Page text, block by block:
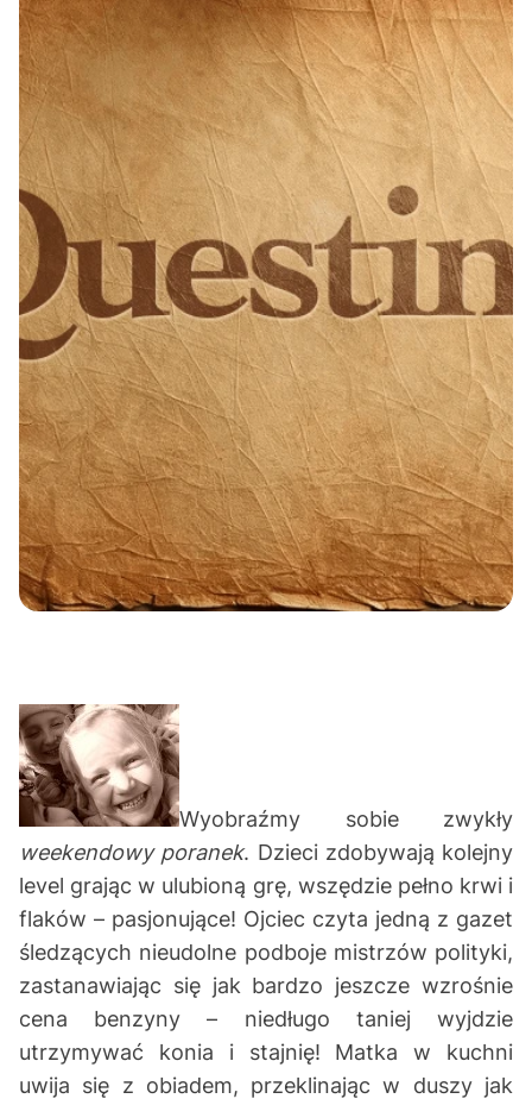
Wyobraźmy sobie zwykły
weekendowy poranek. Dzieci zdobywają kolejny
level grając w ulubioną grę, wszędzie pełno krwi i
flaków – pasjonujące! Ojciec czyta jedną z gazet
śledzących nieudolne podboje mistrzów polityki,
zastanawiając się jak bardzo jeszcze wzrośnie
cena benzyny – niedługo taniej wyjdzie
utrzymywać konia i stajnię! Matka w kuchni
uwija się z obiadem, przeklinając w duszy jak